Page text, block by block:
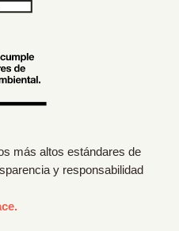
más altos estándares de
y responsabilidad